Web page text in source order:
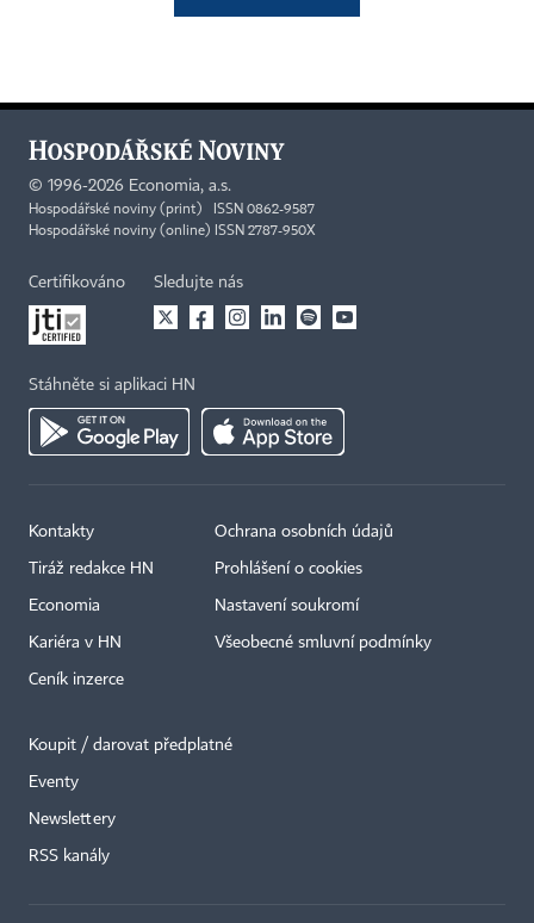
© 1996-2026 Economia, a.s.
Hospodářské noviny (print) ISSN 0862-9587
Hospodářské noviny (online) ISSN 2787-950X
Certifikováno Sledujte nás
Stáhněte si aplikaci HN
Kontakty
Tiráž redakce HN
Economia
Kariéra v HN
Ceník inzerce
Ochrana osobních údajů
Prohlášení o cookies
Nastavení soukromí
Všeobecné smluvní podmínky
Koupit / darovat předplatné
Eventy
Newslettery
RSS kanály